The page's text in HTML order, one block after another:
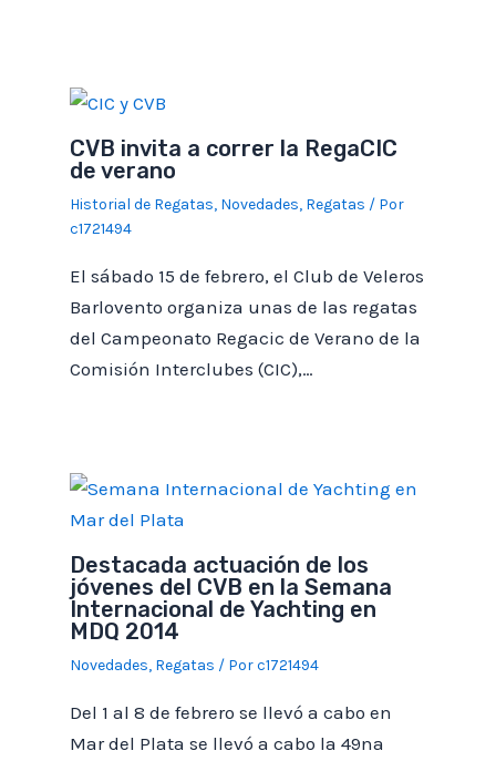
CVB invita a correr la RegaCIC
de verano
Historial de Regatas, Novedades, Regatas / Por
c1721494
El sábado 15 de febrero, el Club de Veleros
Barlovento organiza unas de las regatas
del Campeonato Regacic de Verano de la
Comisión Interclubes (CIC),…
Destacada actuación de los
jóvenes del CVB en la Semana
Internacional de Yachting en
MDQ 2014
Novedades, Regatas / Porc1721494
Del 1 al 8 de febrero se llevó a cabo en
Mar del Plata se llevó a cabo la 49na